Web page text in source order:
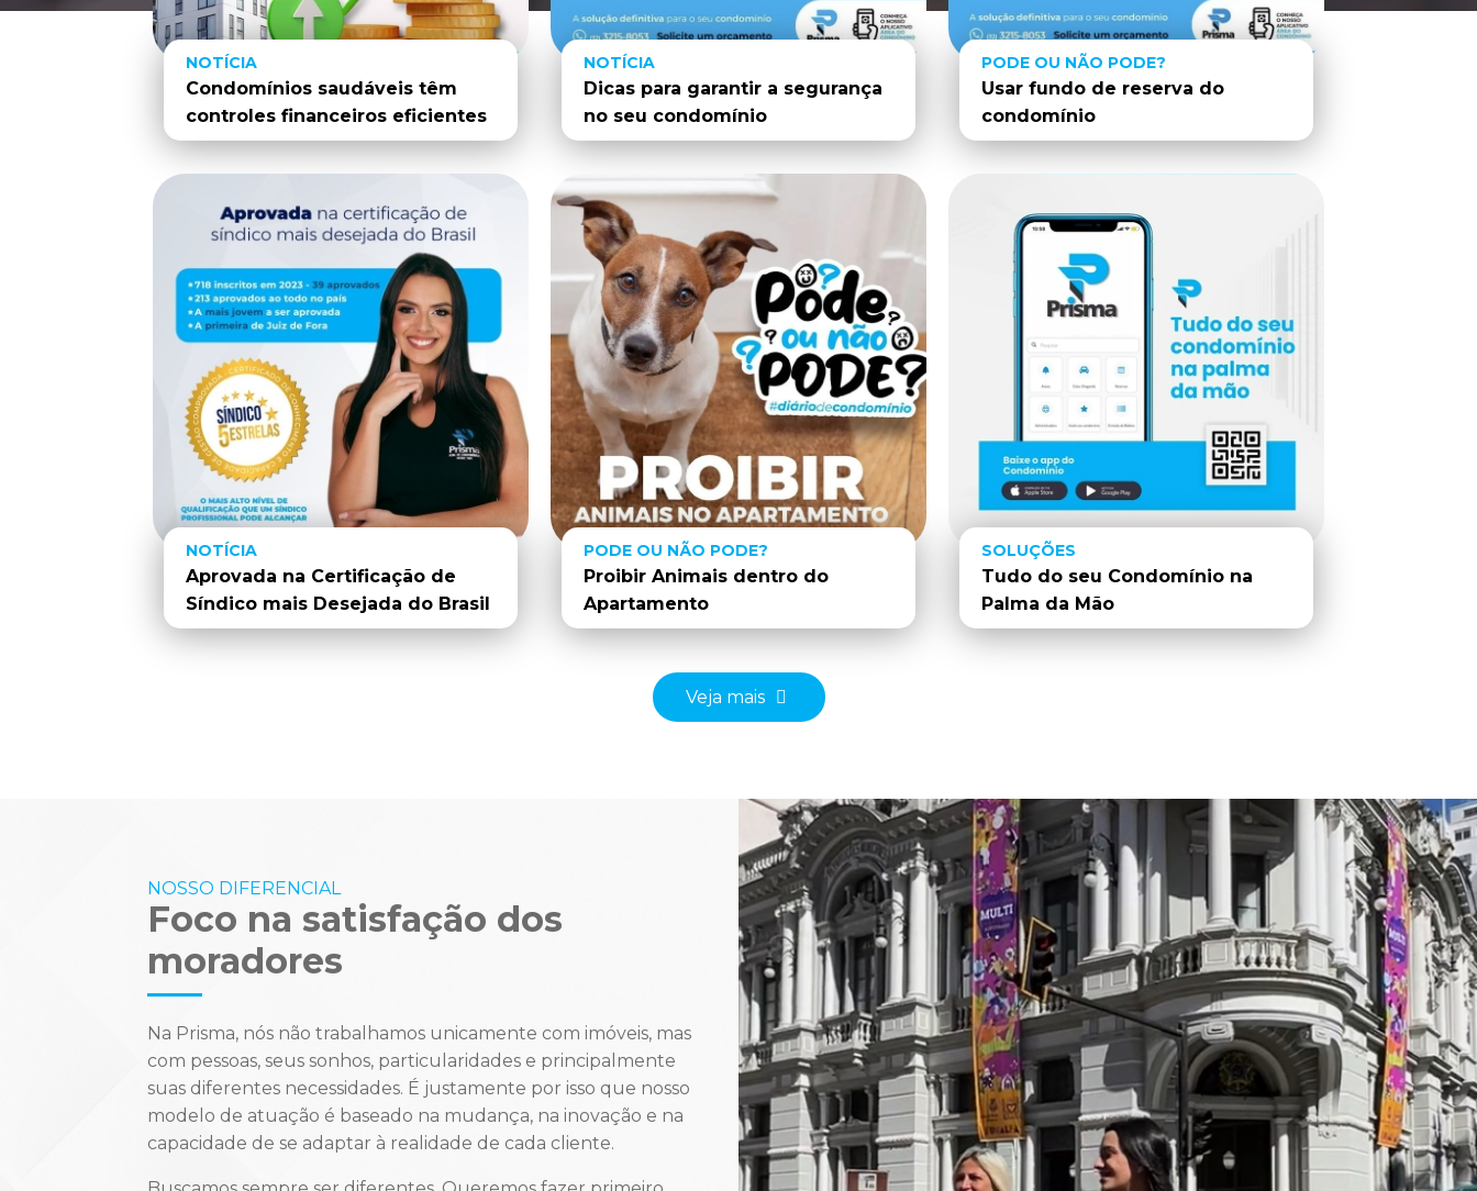
NOTÍCIA
Condomínios saudáveis têm
controles financeiros eficientes
NOTÍCIA
Dicas para garantir a segurança
no seu condomínio
PODE OU NÃO PODE?
Usar fundo de reserva do
condomínio
NOTÍCIA
Aprovada na Certificação de
Síndico mais Desejada do Brasil
PODE OU NÃO PODE?
Proibir Animais dentro do
Apartamento
SOLUÇÕES
Tudo do seu Condomínio na
Palma da Mão
Veja mais
NOSSO DIFERENCIAL
Foco na satisfação dos
moradores
Na Prisma, nós não trabalhamos unicamente com imóveis, mas
com pessoas, seus sonhos, particularidades e principalmente
suas diferentes necessidades. É justamente por isso que nosso
modelo de atuação é baseado na mudança, na inovação e na
capacidade de se adaptar à realidade de cada cliente.